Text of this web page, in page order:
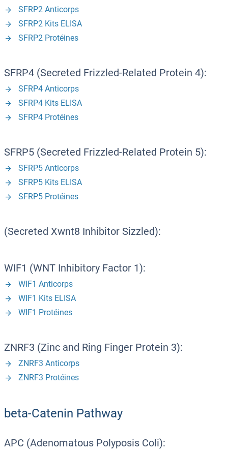
SFRP2 Anticorps
SFRP2 Kits ELISA
SFRP2 Protéines
SFRP4 (Secreted Frizzled-Related Protein 4):
SFRP4 Anticorps
SFRP4 Kits ELISA
SFRP4 Protéines
SFRP5 (Secreted Frizzled-Related Protein 5):
SFRP5 Anticorps
SFRP5 Kits ELISA
SFRP5 Protéines
(Secreted Xwnt8 Inhibitor Sizzled):
WIF1 (WNT Inhibitory Factor 1):
WIF1 Anticorps
WIF1 Kits ELISA
WIF1 Protéines
ZNRF3 (Zinc and Ring Finger Protein 3):
ZNRF3 Anticorps
ZNRF3 Protéines
beta-Catenin Pathway
APC (Adenomatous Polyposis Coli):